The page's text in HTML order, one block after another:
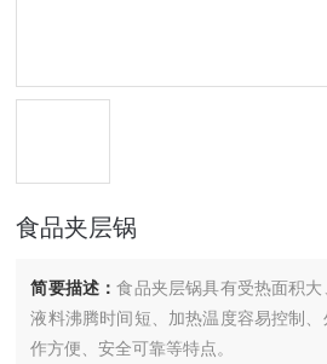
食品夹层锅
简要描述：食品夹层锅具有受热面积大
液料沸腾时间短、加热温度容易控制
作方便、安全可靠等特点。